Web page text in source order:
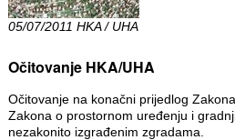
05/07/2011 HKA / UHA
Očitovanje HKA/UHA
Očitovanje na konačni prijedlog
Zakona o prostornom uređenju i
nezakonito izgrađenim zgradama.